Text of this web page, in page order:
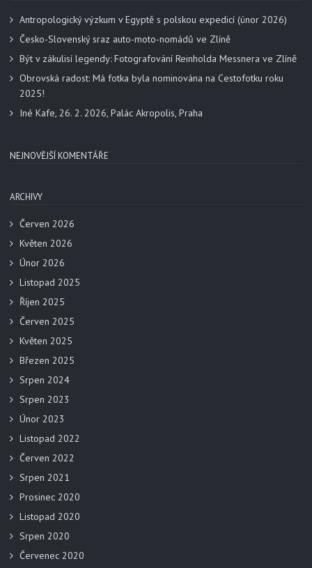
Antropologický výzkum v Egyptě s polskou expedicí (únor 2026)
Česko-Slovenský sraz auto-moto-nomádů ve Zlíně
Být v zákulisí legendy: Fotografování Reinholda Messnera ve Zlíně
Obrovská radost: Má fotka byla nominována na Cestofotku roku
2025!
Iné Kafe, 26. 2. 2026, Palác Akropolis, Praha
NEJNOVĚJŠÍ KOMENTÁŘE
ARCHIVY
Červen 2026
Květen 2026
Únor 2026
Listopad 2025
Říjen 2025
Červen 2025
Květen 2025
Březen 2025
Srpen 2024
Srpen 2023
Únor 2023
Listopad 2022
Červen 2022
Srpen 2021
Prosinec 2020
Listopad 2020
Srpen 2020
Červenec 2020